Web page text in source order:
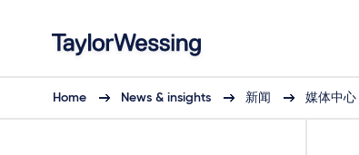
Home News & insights 新闻 媒体中心